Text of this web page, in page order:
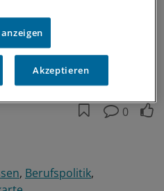
aber nicht aus dem
sagen müssen, dass sie sich
beteiligt."
0
Berufspolitik
Akzeptieren